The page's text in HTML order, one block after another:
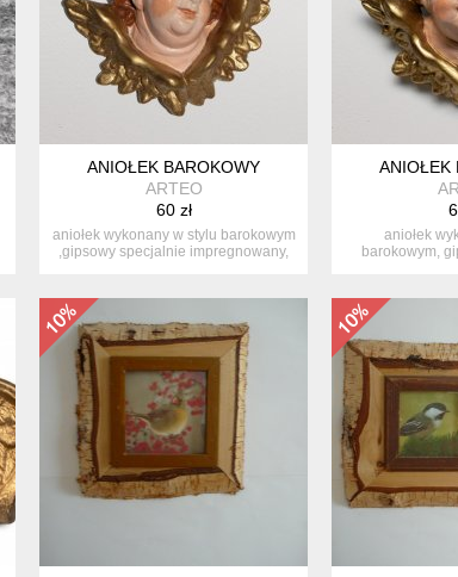
ANIOŁEK BAROKOWY
ARTEO
60 zł
aniołek wykonany w stylu barokowym
,gipsowy specjalnie impregnowany,
ANIOŁEK
aniołek
barokowym,